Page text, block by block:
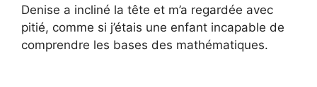
Denise a incliné la tête et m’a regardée avec
pitié, comme si j’étais une enfant incapable de
comprendre les bases des mathématiques.